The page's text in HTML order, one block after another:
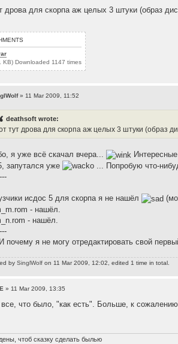
дрова для скорпа аж целых 3 штуки (образ
KB) Downloaded 1147 times
» 11 Mar 2009, 11:52
deathsoft wrote:
тут дрова для скорпа аж целых 3 штуки (образ
я уже всё скачал вчера...
запутался уже
... Попробую что-
исдос 5 для скорпа я не нашёл
- нашёл.
- нашёл.
почему я не могу отредактировать свой
bySinglWolf on 11 Mar 2009, 12:02, edited 1 time in total.
» 11 Mar 2009, 13:35
что было, "как есть". Больше, к
чтоб сказку сделать былью